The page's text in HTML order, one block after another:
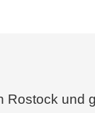
Rostock und